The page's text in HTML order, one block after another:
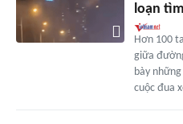
loạn
Hơn 100
giữa
bày
cuộc đua